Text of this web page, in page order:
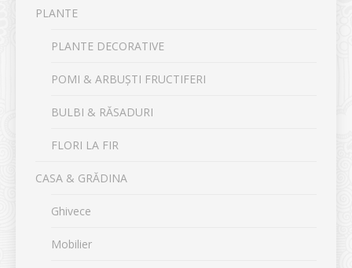
PLANTE
PLANTE DECORATIVE
POMI & ARBUȘTI FRUCTIFERI
BULBI & RĂSADURI
FLORI LA FIR
CASA & GRĂDINA
Ghivece
Mobilier